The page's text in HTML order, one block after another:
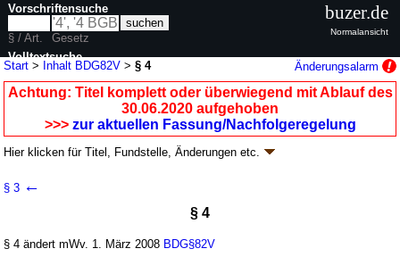
Start > Inhalt BDG82V >§ 4 Änderungsalarm
Achtung: Titel komplett oder überwiegend mit Ablauf des
30.06.2020 aufgehoben
>>> zur aktuellen Fassung/Nachfolgeregelung
Hier klicken fürTitel, Fundstelle, Änderungen etc.
Bundesdisziplinargesetzes (BDG82V
Nr. 47
Geltung ab 01.03.2008; FNA: 2031-4-28Disziplinarrecht
§ 3 ←
§ 4
§ 4 ändert mWv. 1. März 2008 BDG§82V
Vorschriftensuche
§ / Art.
Gesetz
Volltextsuche
nur in BDG82V
buzer.de
Normalansicht